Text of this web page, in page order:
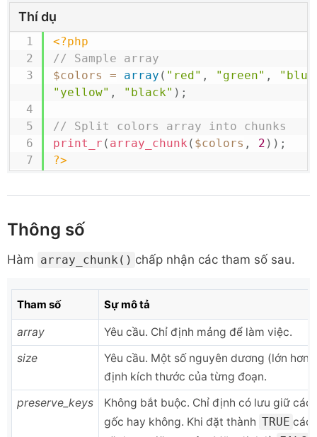
Thí dụ
<?php
// Sample array
$colors
= array ( "red" , "green" ,
"yellow" , "black" ) ;
// Split colors array into chunks
print_r ( array_chunk ( $colors , 2 ) ) ;
?>
Thông số
Hàm array_chunk() chấp nhận các tham số sau.
Tham số Sự mô tả
array
Yêu cầu. Chỉ định mảng để làm việc.
size
Yêu cầu. Một số nguyên dương (lớn hơn
định kích thước của từng đoạn.
preserve_keys
Không bắt buộc. Chỉ định có lưu giữ các
gốc hay không. Khi đặt thành TRUE các